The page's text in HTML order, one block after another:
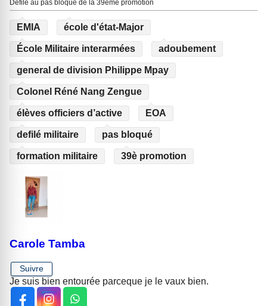
Défilé au pas bloqué de la 39ème promotion
EMIA école d'état-Major
École Militaire interarmées adoubement
general de division Philippe Mpay
Colonel Réné Nang Zengue
élèves officiers d’active EOA
defilé militaire pas bloqué
formation militaire 39è promotion
Carole Tamba
Suivre
Je suis bien entourée parceque je le vaux bien.